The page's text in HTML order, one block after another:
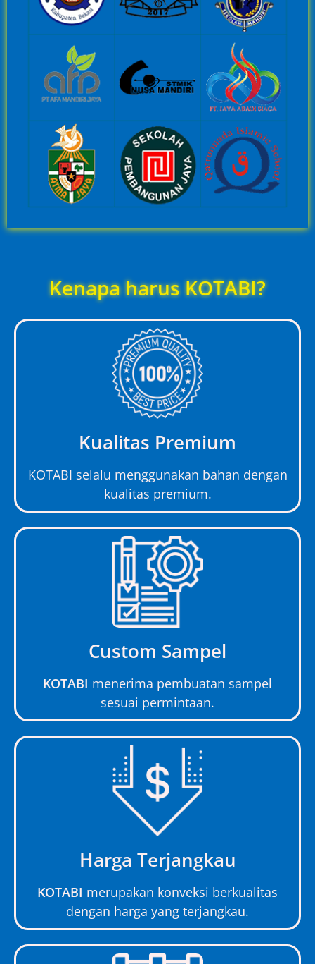
Kenapa harus KOTABI?
Kualitas Premium
KOTABI selalu menggunakan bahan dengan
kualitas premium.
Custom Sampel
KOTABI menerima pembuatan sampel
sesuai permintaan.
Harga Terjangkau
KOTABI merupakan konveksi berkualitas
dengan harga yang terjangkau.